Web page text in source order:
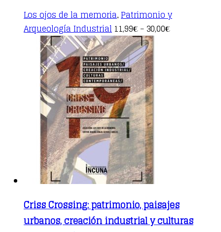
Los ojos de la memoria, Patrimonio y
Arqueología Industrial This
product
has
multiple
variants.
The
options
may
be
chosen
on
the
product
page
11,99€ – 30,00€
Criss Crossing: patrimonio, paisajes
urbanos, creación industrial y culturas